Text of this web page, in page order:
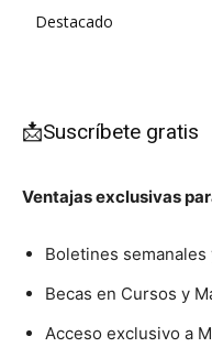
Destacado
📩Suscríbete gratis
Ventajas exclusivas
Boletines
Becas en Cursos y
Acceso exclusivo a